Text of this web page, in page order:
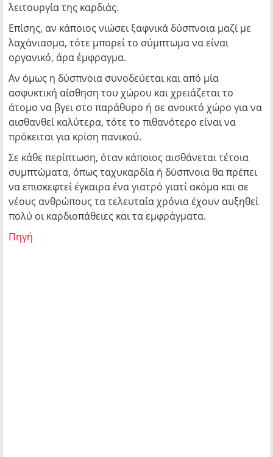
λειτουργία της καρδιάς.
Επίσης, αν κάποιος νιώσει ξαφνικά δύσπνοια μαζί με
λαχάνιασμα, τότε μπορεί το σύμπτωμα να είναι
οργανικό, άρα έμφραγμα.
Αν όμως η δύσπνοια συνοδεύεται και από μία
ασφυκτική αίσθηση του χώρου και χρειάζεται το
άτομο να βγει στο παράθυρο ή σε ανοικτό χώρο για να
αισθανθεί καλύτερα, τότε το πιθανότερο είναι να
πρόκειται για κρίση πανικού.
Σε κάθε περίπτωση, όταν κάποιος αισθάνεται τέτοια
συμπτώματα, όπως ταχυκαρδία ή δύσπνοια θα πρέπει
να επισκεφτεί έγκαιρα ένα γιατρό γιατί ακόμα και σε
νέους ανθρώπους τα τελευταία χρόνια έχουν αυξηθεί
πολύ οι καρδιοπάθειες και τα εμφράγματα.
Πηγή